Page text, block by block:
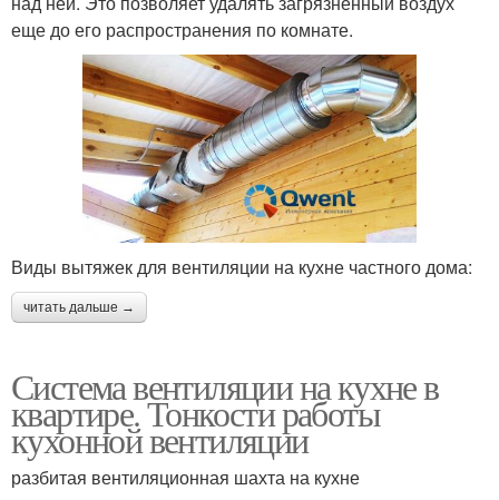
еще до его распространения по комнате.
Виды вытяжек для вентиляции на кухне частного дома:
читать дальше →
Система вентиляции на кухне в
квартире. Тонкости работы
кухонной вентиляции
разбитая вентиляционная шахта на кухне